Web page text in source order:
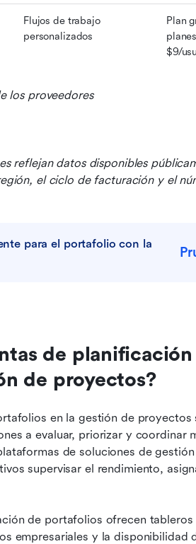
Flujos de trabajo
personalizados
Plan
$9/
los proveedores
reflejan datos disponibles
el ciclo de facturación y el
para el portafolio con la
de
de proyectos?
en la gestión de proyectos
a evaluar, priorizar y coordinar
de soluciones de
supervisar el rendimiento,
de portafolios ofrecen
empresariales y la disponibilidad